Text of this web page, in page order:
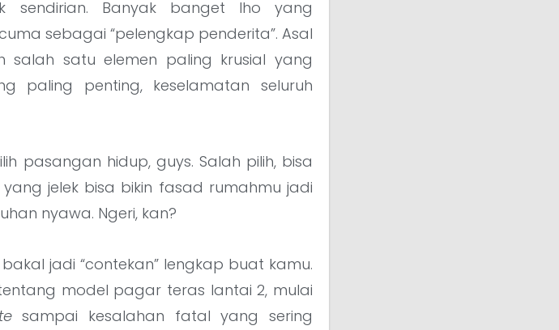
sendirian. Banyak banget lho yang
sebagai “pelengkap penderita”. Asal
satu elemen paling krusial yang
paling penting, keselamatan seluruh
pasangan hidup, guys. Salah pilih, bisa
jelek bisa bikin fasad rumahmu jadi
nyawa. Ngeri, kan?
jadi “contekan” lengkap buat kamu.
model pagar teras lantai 2, mulai
sampai kesalahan fatal yang sering